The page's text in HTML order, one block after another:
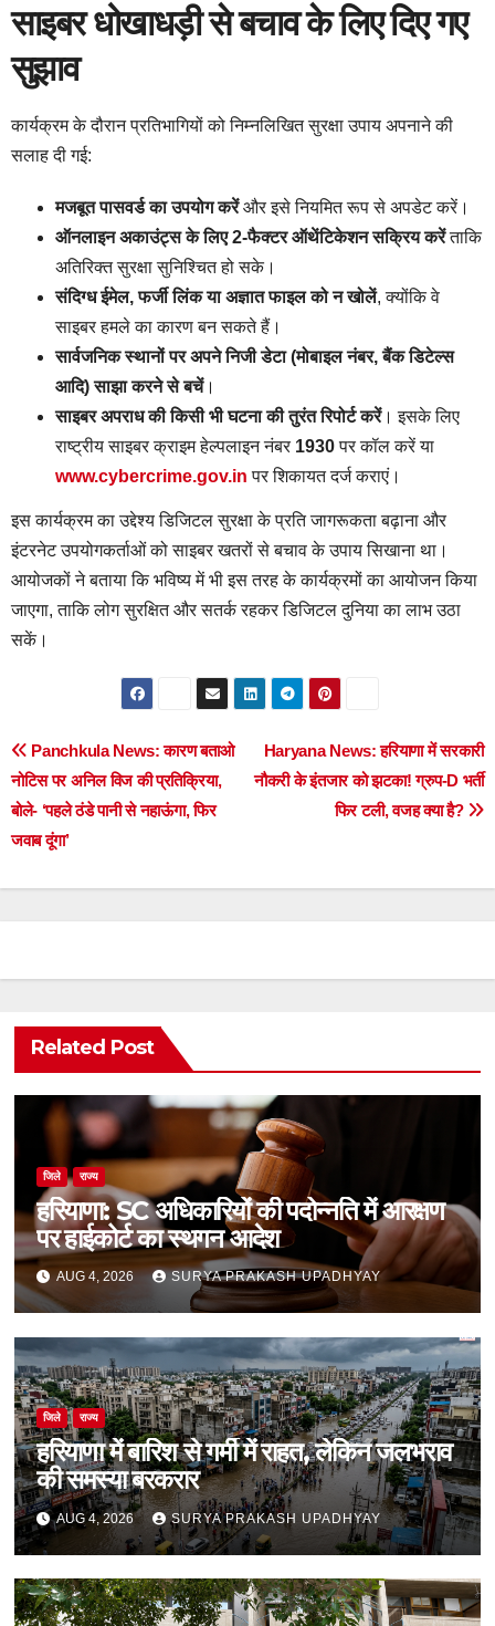
साइबर धोखाधड़ी से बचाव के लिए दिए गए
सुझाव
कार्यक्रम के दौरान प्रतिभागियों को निम्नलिखित सुरक्षा उपाय अपनाने की
सलाह दी गई:
मजबूत पासवर्ड का उपयोग करेंऔर इसे नियमित रूप से अपडेट करें।
ऑनलाइन अकाउंट्स के लिए 2-फैक्टर ऑथेंटिकेशन सक्रिय करेंताकि
अतिरिक्त सुरक्षा सुनिश्चित हो सके।
संदिग्ध ईमेल, फर्जी लिंक या अज्ञात फाइल को न खोलें, क्योंकि वे
साइबर हमले का कारण बन सकते हैं।
सार्वजनिक स्थानों पर अपने निजी डेटा (मोबाइल नंबर, बैंक डिटेल्स
आदि) साझा करने से बचें।
साइबर अपराध की किसी भी घटना की तुरंत रिपोर्ट करें। इसके लिए
राष्ट्रीय साइबर क्राइम हेल्पलाइन नंबर 1930पर कॉल करें या
www.cybercrime.gov.in पर शिकायत दर्ज कराएं।
इस कार्यक्रम का उद्देश्य डिजिटल सुरक्षा के प्रति जागरूकता बढ़ाना और
इंटरनेट उपयोगकर्ताओं को साइबर खतरों से बचाव के उपाय सिखाना था।
आयोजकों ने बताया कि भविष्य में भी इस तरह के कार्यक्रमों का आयोजन किया
जाएगा, ताकि लोग सुरक्षित और सतर्क रहकर डिजिटल दुनिया का लाभ उठा
सकें।
Post
navigation
Haryana News: हरियाणा में सरकारी
नौकरी के इंतजार को झटका! ग्रुप-D भर्ती
फिर टली, वजह क्या है?
Panchkula News: कारण बताओ
नोटिस पर अनिल विज की प्रतिक्रिया,
बोले- ‘पहले ठंडे पानी से नहाऊंगा, फिर
जवाब दूंगा’
Related Post
जिले राज्य
हरियाणा: SC अधिकारियों की पदोन्नति में आरक्षण
पर हाईकोर्ट का स्थगन आदेश
AUG 4, 2026 SURYA PRAKASH UPADHYAY
जिले राज्य
हरियाणा में बारिश से गर्मी में राहत, लेकिन जलभराव
की समस्या बरकरार
AUG 4, 2026 SURYA PRAKASH UPADHYAY